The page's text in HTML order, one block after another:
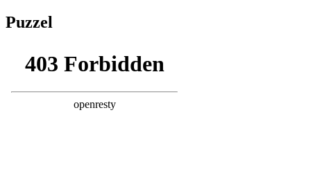
Puzzel